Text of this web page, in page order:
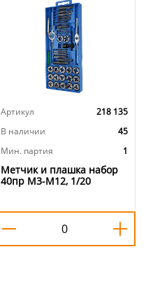
Артикул
218 135
В наличии
45
Мин. партия
1
Метчик и плашка набор
40пр М3-М12, 1/20